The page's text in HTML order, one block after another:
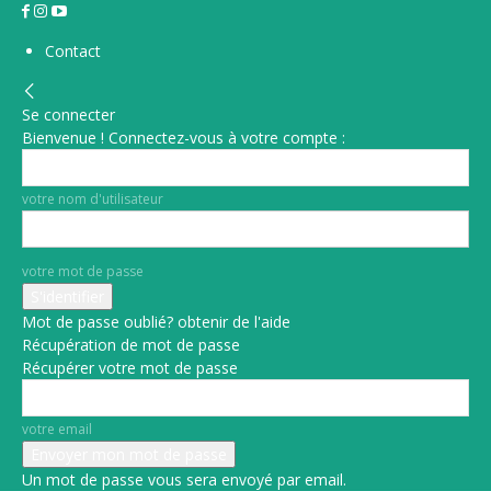
Contact
Se connecter
Bienvenue ! Connectez-vous à votre compte :
votre nom d'utilisateur
votre mot de passe
Mot de passe oublié? obtenir de l'aide
Récupération de mot de passe
Récupérer votre mot de passe
votre email
Un mot de passe vous sera envoyé par email.